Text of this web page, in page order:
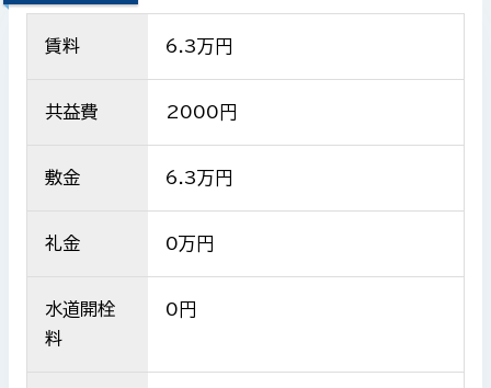
賃料 6.3万円
共益費 2000 円
敷金 6.3万円
礼金 0万円
水道開栓
料
0円